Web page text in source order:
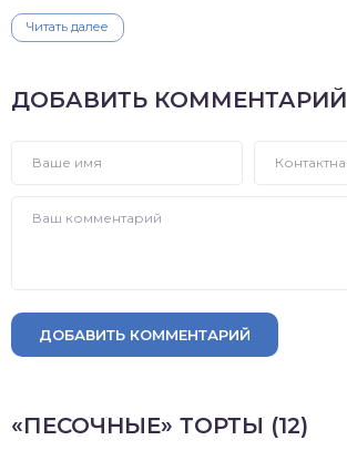
Читать далее
ДОБАВИТЬ КОММЕНТАРИЙ
ДОБАВИТЬ КОММЕНТАРИЙ
«ПЕСОЧНЫЕ» ТОРТЫ (12)